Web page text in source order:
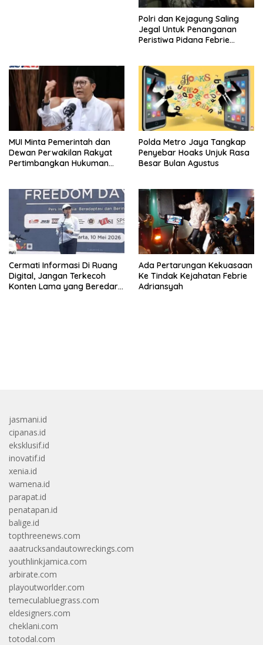
Polri dan Kejagung Saling
Jegal Untuk Penanganan
Peristiwa Pidana Febrie
MUI Minta Pemerintah dan
Dewan Perwakilan Rakyat
Pertimbangkan Hukuman
Polda Metro Jaya Tangkap
Penyebar Hoaks Unjuk Rasa
Besar Bulan Agustus
Cermati Informasi Di Ruang
Digital, Jangan Terkecoh
Konten Lama yang Beredar
Ada Pertarungan Kekuasaan
Ke Tindak Kejahatan Febrie
Adriansyah
jasmani.id
cipanas.id
eksklusif.id
inovatif.id
xenia.id
wamena.id
parapat.id
penatapan.id
balige.id
topthreenews.com
aaatrucksandautowreckings.com
youthlinkjamica.com
arbirate.com
playoutworlder.com
temeculabluegrass.com
eldesigners.com
cheklani.com
totodal.com